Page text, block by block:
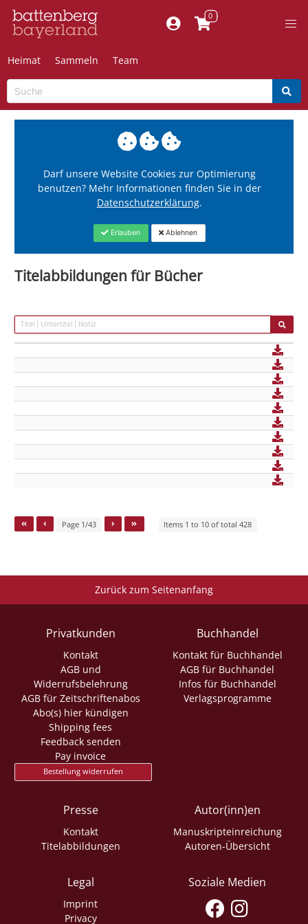
Heimat Sammeln Team
Darf unsere Website Cookies zur Optimierung
benutzen? Mehr Informationen finden Sie in der
Datenschutzerklärung.
Erlauben Ablehnen
Titelabbildungen für Bücher
Page 1/43 Items 1 to 10 of total 428
Zurück zum Seitenanfang
Privatkunden
Kontakt
AGB und
Widerrufsbelehrung
AGB für Zeitschriftenabos
Abo(s) hier kündigen
Shipping fees
Feedback senden
Pay invoice
Bestellung widerrufen
Buchhandel
Kontakt für Buchhandel
AGB für Buchhandel
Infos für Buchhandel
Verlagsprogramme
Presse
Kontakt
Titelabbildungen
Autor(inn)en
Manuskripteinreichung
Autoren-Übersicht
Legal
Imprint
Privacy
Soziale Medien